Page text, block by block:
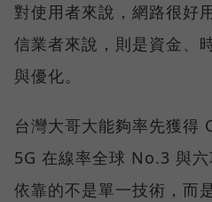
對使用者來說，網路很好
信業者來說，則是資金、
與優化。
台灣大哥大能夠率先獲得
5G 在線率全球 No.3 與
依靠的不是單一技術，而